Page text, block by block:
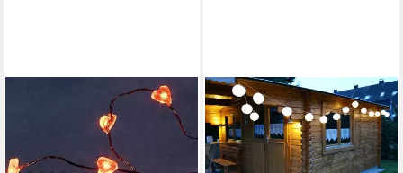
LED-Lichterkette 1267-550
LED Lichterkette Herz 20er
rot Hochzeit